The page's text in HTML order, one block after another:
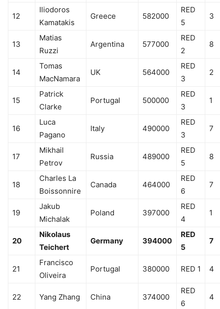
12
Iliodoros
Kamatakis
Greece 582000
RED
5
3
13
Matias
Ruzzi
Argentina 577000
RED
2
8
14
Tomas
MacNamara
UK 564000
RED
3
2
15
Patrick
Clarke
Portugal 500000
RED
3
1
16
Luca
Pagano
Italy 490000
RED
3
7
17
Mikhail
Petrov
Russia 489000
RED
5
8
18
Charles La
Boissonnire
Canada 464000
RED
6
7
19
Jakub
Michalak
Poland 397000
RED
4
1
20
Nikolaus
Teichert
Germany 394000
RED
5
7
21
Francisco
Oliveira
Portugal 380000 RED 1 4
22 Yang Zhang China 374000
RED
6
4